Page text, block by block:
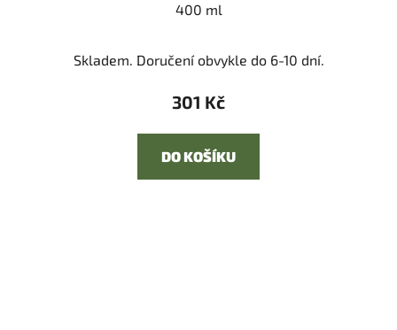
400 ml
Skladem. Doručení obvykle do 6-10 dní.
301 Kč
DO KOŠÍKU